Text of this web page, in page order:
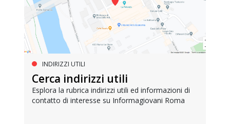
INDIRIZZI UTILI
Cerca indirizzi utili
Esplora la rubrica indirizzi utili ed informazioni di
contatto di interesse su Informagiovani Roma